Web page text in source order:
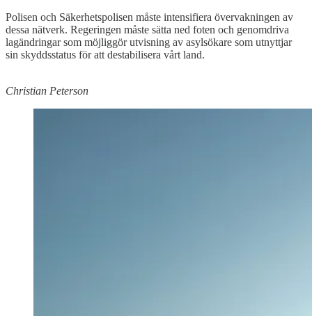
Polisen och Säkerhetspolisen måste intensifiera övervakningen av
dessa nätverk. Regeringen måste sätta ned foten och genomdriva
lagändringar som möjliggör utvisning av asylsökare som utnyttjar
sin skyddsstatus för att destabilisera vårt land.
Christian Peterson